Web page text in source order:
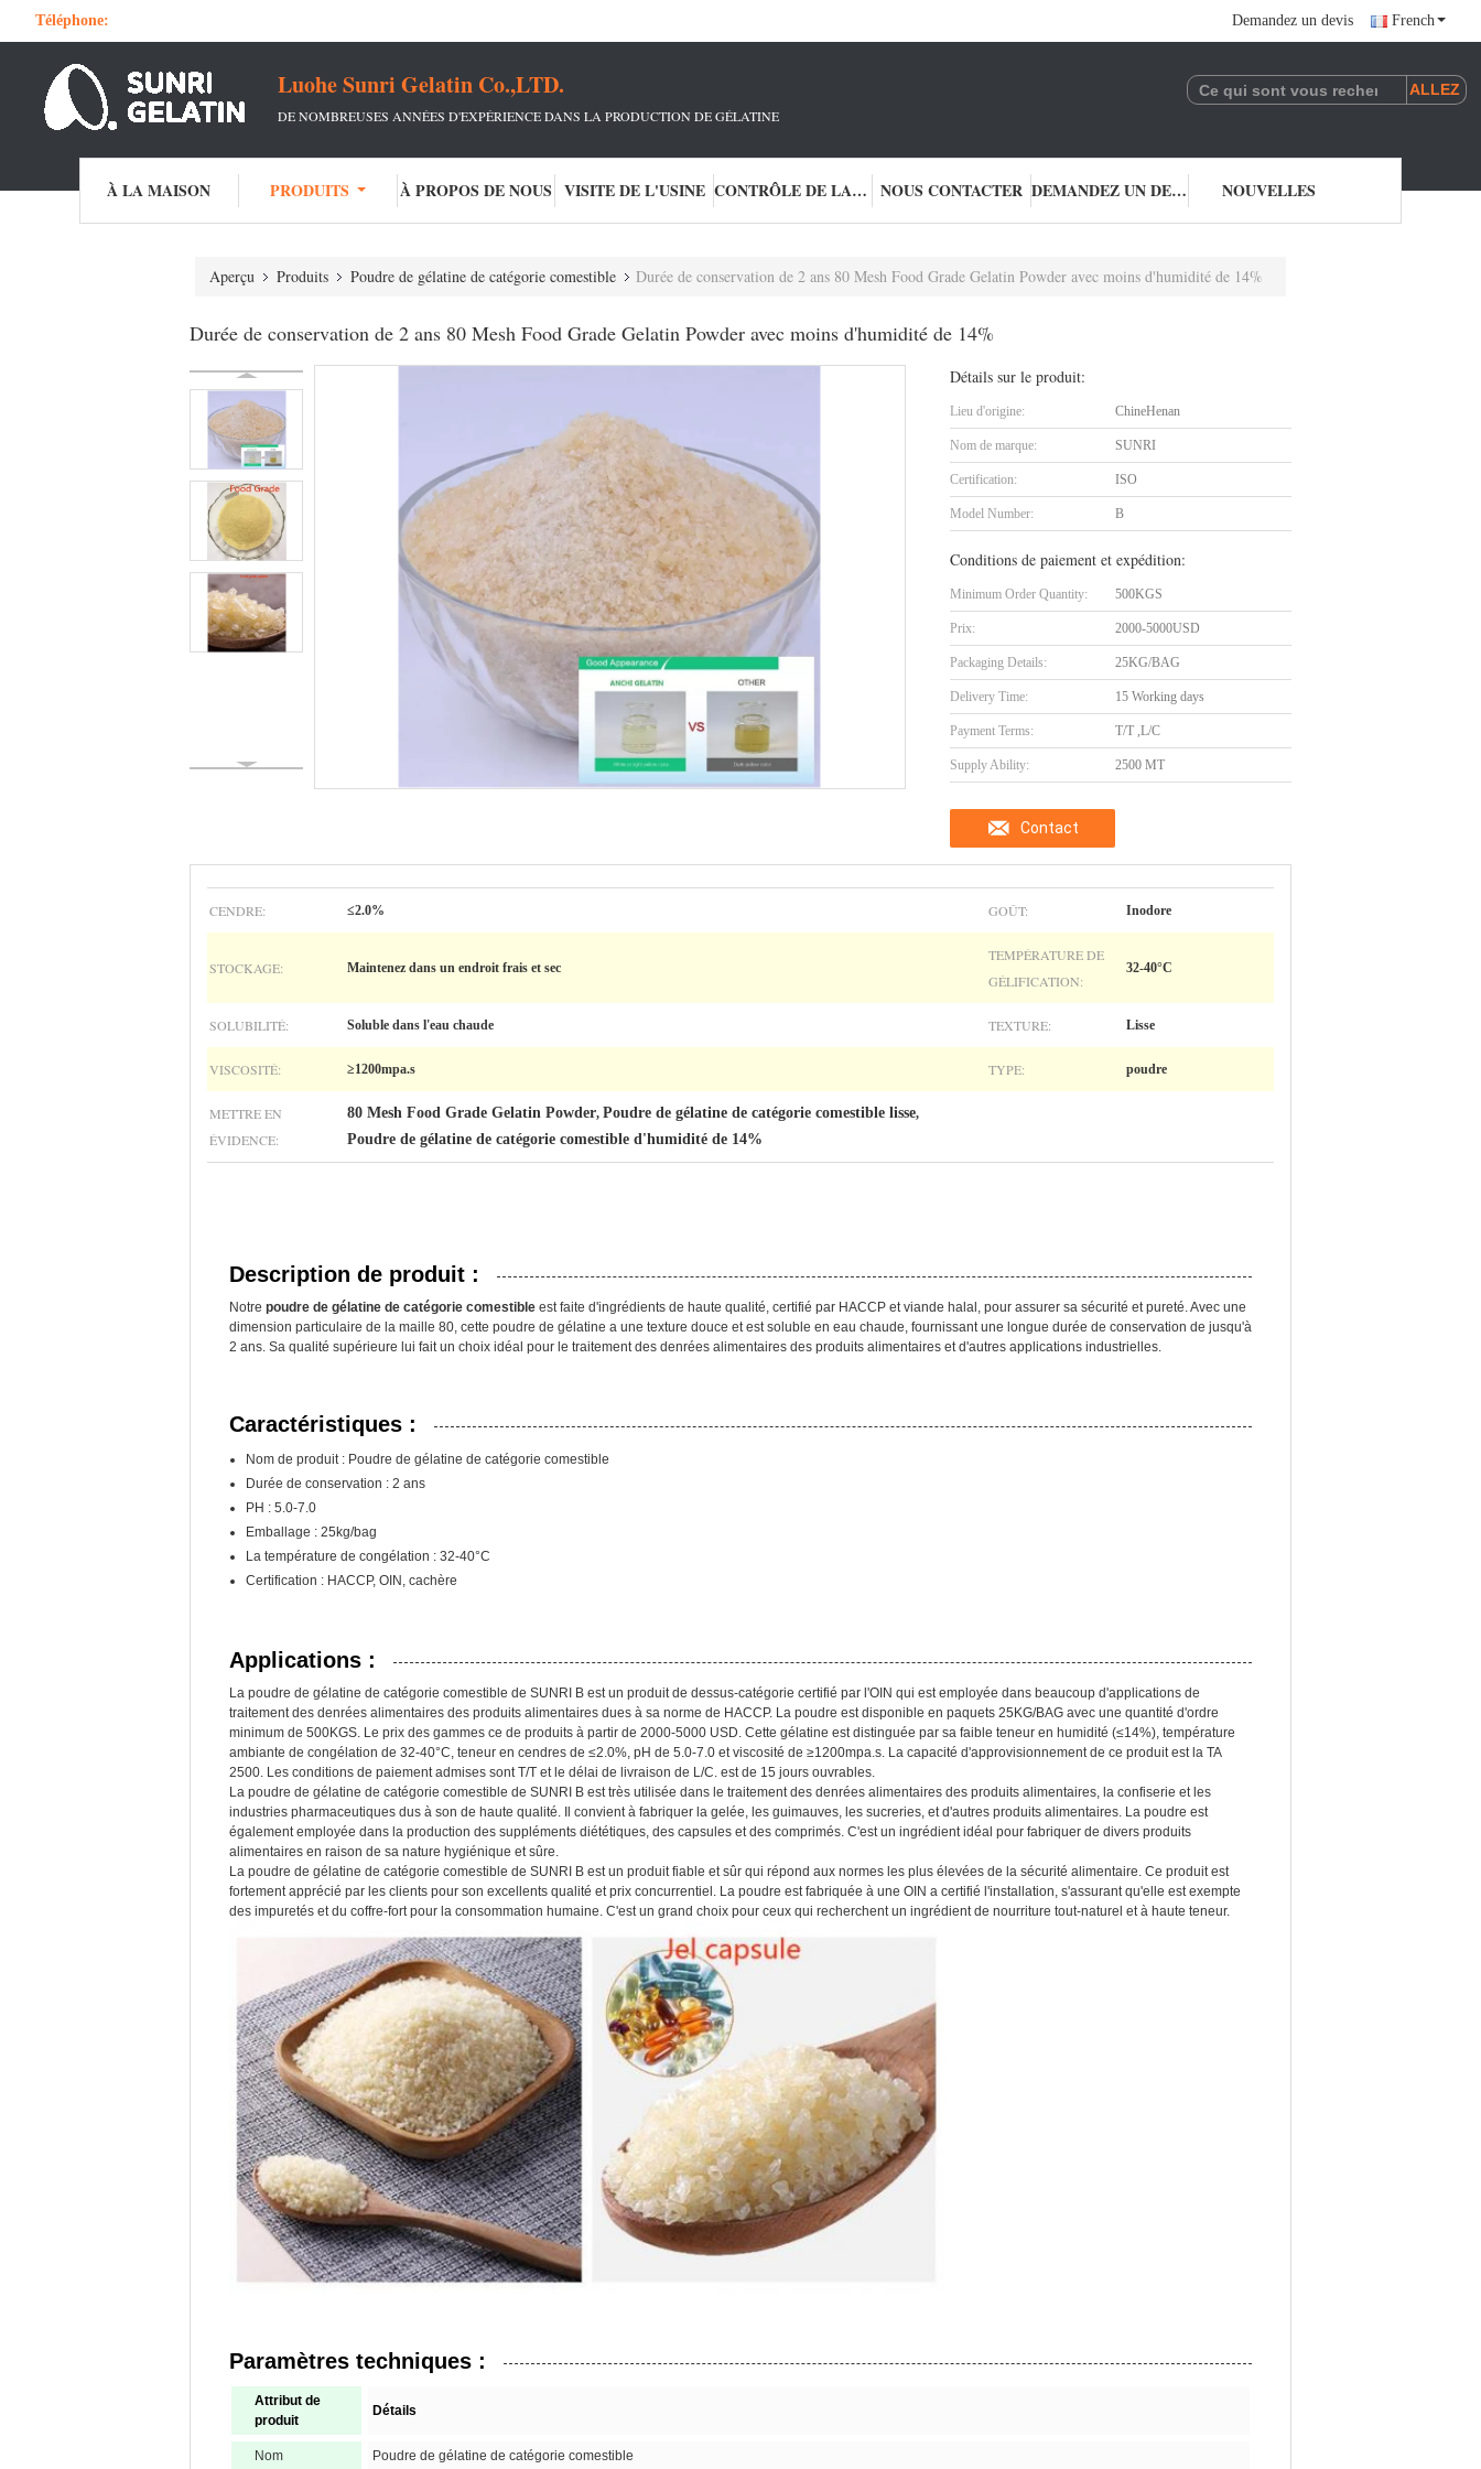
Téléphone: Demandez un devis French
Luohe Sunri Gelatin Co.,LTD.
DE NOMBREUSES ANNÉES D'EXPÉRIENCE DANS LA PRODUCTION DE GÉLATINE
À LA MAISON PRODUITS À PROPOS DE NOUS VISITE DE L'USINE CONTRÔLE DE LA QUALITÉ NOUS CONTACTER DEMANDEZ UN DEVIS NOUVELLES
Aperçu Produits Poudre de gélatine de catégorie comestible Durée de conservation de 2 ans 80 Mesh Food Grade Gelatin Powder avec moins d'humidité de 14%
Durée de conservation de 2 ans 80 Mesh Food Grade Gelatin Powder avec moins d'humidité de 14%
Détails sur le produit:
Lieu d'origine: ChineHenan
Nom de marque: SUNRI
Certification: ISO
Model Number: B
Conditions de paiement et expédition:
Minimum Order Quantity: 500KGS
Prix: 2000-5000USD
Packaging Details: 25KG/BAG
Delivery Time: 15 Working days
Payment Terms: T/T ,L/C
Supply Ability: 2500 MT
Contact
CENDRE: ≤2.0% GOÛT: Inodore
STOCKAGE: Maintenez dans un endroit frais et sec
TEMPÉRATURE DE
GÉLIFICATION:
32-40°C
SOLUBILITÉ: Soluble dans l'eau chaude TEXTURE: Lisse
VISCOSITÉ: ≥1200mpa.s TYPE: poudre
METTRE EN
ÉVIDENCE:
80 Mesh Food Grade Gelatin Powder, Poudre de gélatine de catégorie comestible lisse,
Poudre de gélatine de catégorie comestible d'humidité de 14%
Description de produit :
Notre poudre de gélatine de catégorie comestible est faite d'ingrédients de haute qualité, certifié par HACCP et viande halal, pour assurer sa sécurité et pureté. Avec une
dimension particulaire de la maille 80, cette poudre de gélatine a une texture douce et est soluble en eau chaude, fournissant une longue durée de conservation de jusqu'à
2 ans. Sa qualité supérieure lui fait un choix idéal pour le traitement des denrées alimentaires des produits alimentaires et d'autres applications industrielles.
Caractéristiques :
Nom de produit : Poudre de gélatine de catégorie comestible
Durée de conservation : 2 ans
PH : 5.0-7.0
Emballage : 25kg/bag
La température de congélation : 32-40°C
Certification : HACCP, OIN, cachère
Applications :
La poudre de gélatine de catégorie comestible de SUNRI B est un produit de dessus-catégorie certifié par l'OIN qui est employée dans beaucoup d'applications de
traitement des denrées alimentaires des produits alimentaires dues à sa norme de HACCP. La poudre est disponible en paquets 25KG/BAG avec une quantité d'ordre
minimum de 500KGS. Le prix des gammes ce de produits à partir de 2000-5000 USD. Cette gélatine est distinguée par sa faible teneur en humidité (≤14%), température
ambiante de congélation de 32-40°C, teneur en cendres de ≤2.0%, pH de 5.0-7.0 et viscosité de ≥1200mpa.s. La capacité d'approvisionnement de ce produit est la TA
2500. Les conditions de paiement admises sont T/T et le délai de livraison de L/C. est de 15 jours ouvrables.
La poudre de gélatine de catégorie comestible de SUNRI B est très utilisée dans le traitement des denrées alimentaires des produits alimentaires, la confiserie et les
industries pharmaceutiques dus à son de haute qualité. Il convient à fabriquer la gelée, les guimauves, les sucreries, et d'autres produits alimentaires. La poudre est
également employée dans la production des suppléments diététiques, des capsules et des comprimés. C'est un ingrédient idéal pour fabriquer de divers produits
alimentaires en raison de sa nature hygiénique et sûre.
La poudre de gélatine de catégorie comestible de SUNRI B est un produit fiable et sûr qui répond aux normes les plus élevées de la sécurité alimentaire. Ce produit est
fortement apprécié par les clients pour son excellents qualité et prix concurrentiel. La poudre est fabriquée à une OIN a certifié l'installation, s'assurant qu'elle est exempte
des impuretés et du coffre-fort pour la consommation humaine. C'est un grand choix pour ceux qui recherchent un ingrédient de nourriture tout-naturel et à haute teneur.
Paramètres techniques :
Attribut de
produit
Détails
Nom Poudre de gélatine de catégorie comestible